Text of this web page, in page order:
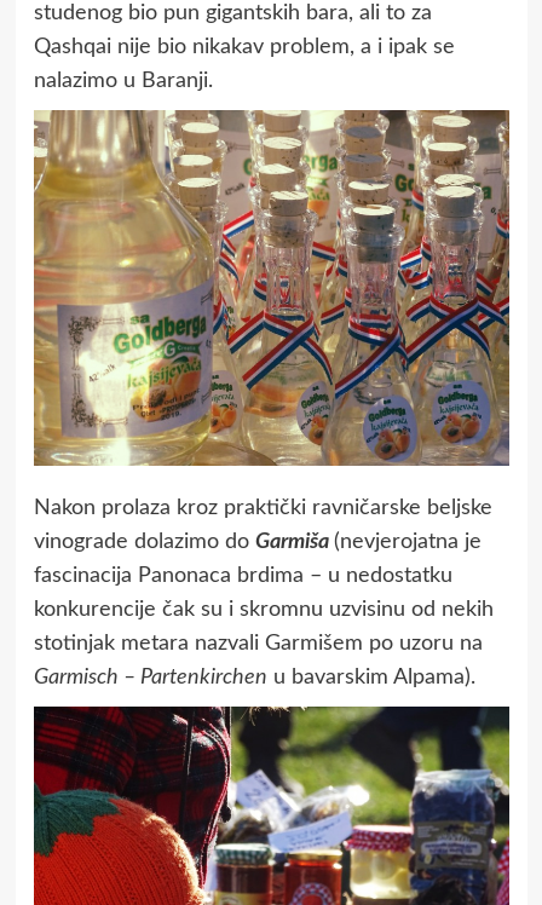
studenog bio pun gigantskih bara, ali to za
Qashqai nije bio nikakav problem, a i ipak se
nalazimo u Baranji.
Nakon prolaza kroz praktički ravničarske beljske
vinograde dolazimo do Garmiša (nevjerojatna je
fascinacija Panonaca brdima – u nedostatku
konkurencije čak su i skromnu uzvisinu od nekih
stotinjak metara nazvali Garmišem po uzoru na
Garmisch – Partenkirchen u bavarskim Alpama).